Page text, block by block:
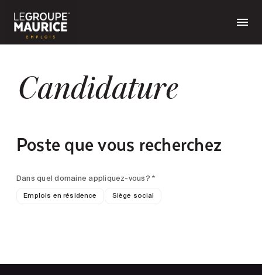
Candidature
Poste que vous recherchez
Dans quel domaine appliquez-vous? *
Emplois en résidence Siège social